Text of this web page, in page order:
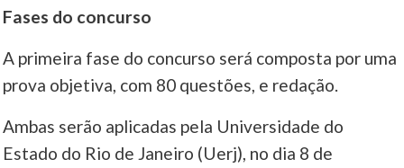
Fases do concurso
A primeira fase do concurso será composta por uma
prova objetiva, com 80 questões, e redação.
Ambas serão aplicadas pela Universidade do
Estado do Rio de Janeiro (Uerj), no dia 8 de